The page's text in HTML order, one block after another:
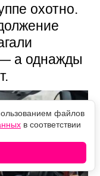
охотно.
а однажды
файлов
в соответствии